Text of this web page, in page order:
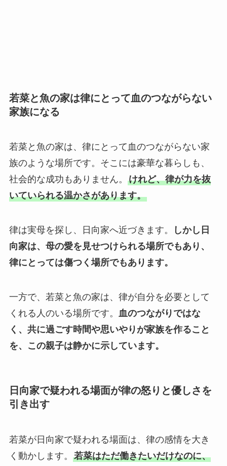
若菜と魚の家は律にとって血のつながらない
家族になる
若菜と魚の家は、律にとって血のつながらない家
族のような場所です。そこには豪華な暮らしも、
社会的な成功もありません。 けれど、律が力を抜
いていられる温かさがあります。
律は実母を探し、日向家へ近づきます。
しかし日
向家は、母の愛を見せつけられる場所でもあり、
律にとっては傷つく場所でもあります。
一方で、若菜と魚の家は、律が自分を必要として
くれる人のいる場所です。
血のつながりではな
く、共に過ごす時間や思いやりが家族を作ること
を、この親子は静かに示しています。
日向家で疑われる場面が律の怒りと優しさを
引き出す
若菜が日向家で疑われる場面は、律の感情を大き
く動かします。 若菜はただ働きたいだけなのに、